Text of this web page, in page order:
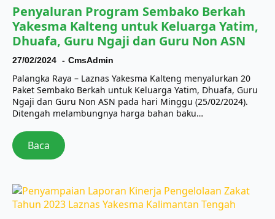
Penyaluran Program Sembako Berkah
Yakesma Kalteng untuk Keluarga Yatim,
Dhuafa, Guru Ngaji dan Guru Non ASN
27/02/2024 CmsAdmin
Palangka Raya – Laznas Yakesma Kalteng menyalurkan 20
Paket Sembako Berkah untuk Keluarga Yatim, Dhuafa, Guru
Ngaji dan Guru Non ASN pada hari Minggu (25/02/2024).
Ditengah melambungnya harga bahan baku…
Baca